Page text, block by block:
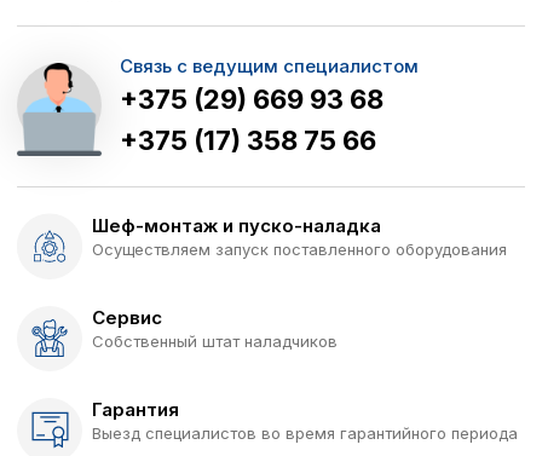
Связь с ведущим специалистом
+375 (29) 669 93 68
+375 (17) 358 75 66
Шеф-монтаж и пуско-наладка
Осуществляем запуск поставленного оборудования
Сервис
Собственный штат наладчиков
Гарантия
Выезд специалистов во время гарантийного периода